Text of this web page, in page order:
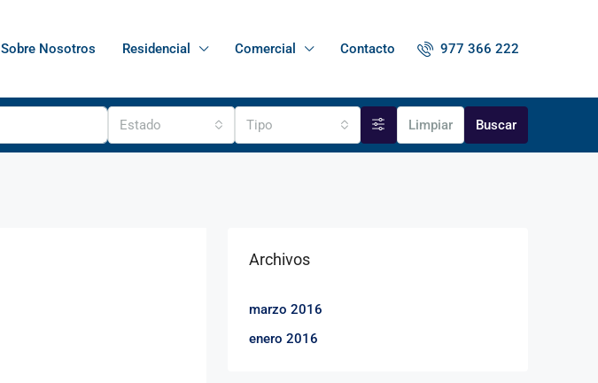
Sobre Nosotros Residencial Comercial Contacto 977 366 222
Estado Tipo Limpiar Buscar
Archivos
marzo 2016
enero 2016